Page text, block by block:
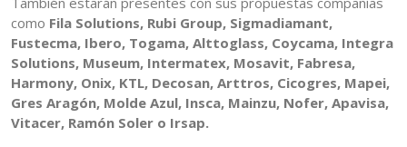
como Fila Solutions, Rubi Group, Sigmadiamant,
Fustecma, Ibero, Togama, Alttoglass, Coycama, Integra
Solutions, Museum, Intermatex, Mosavit, Fabresa,
Harmony, Onix, KTL, Decosan, Arttros, Cicogres, Mapei,
Gres Aragón, Molde Azul, Insca, Mainzu, Nofer, Apavisa,
Vitacer, Ramón Soler o Irsap.